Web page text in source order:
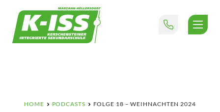
content
HOME PODCASTS FOLGE 18 – WEIHNACHTEN 2024